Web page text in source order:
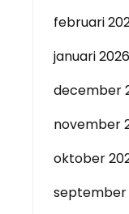
februari
januari 2026
december
november
oktober
september